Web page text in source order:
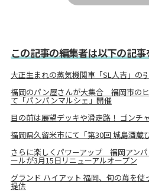
この記事の編集者は以下の記
大正生まれの蒸気機関車「SL人吉」の
福岡のパン屋さんが大集合 福岡市の
て「パンパンマルシェ」開催
目の前は展望デッキや滑走路！ ゴンチ
福岡県久留米市にて「第30回 城島酒蔵
さらに楽しくパワーアップ 福岡アン
ールが3月15日リニューアルオープン
グランド ハイアット 福岡、旬の苺を
提供